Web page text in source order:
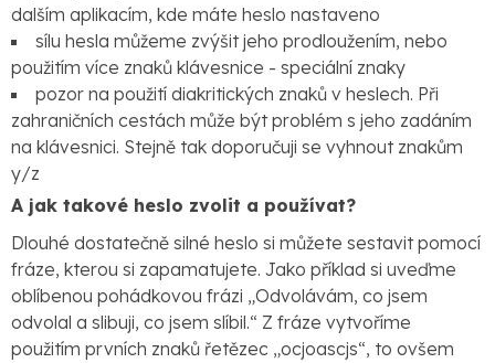
dalším aplikacím, kde máte heslo nastaveno
sílu hesla můžeme zvýšit jeho prodloužením, nebo
použitím více znaků klávesnice - speciální znaky
pozor na použití diakritických znaků v heslech. Při
zahraničních cestách může být problém s jeho zadáním
na klávesnici. Stejně tak doporučuji se vyhnout znakům
y/z
A jak takové heslo zvolit a používat?
Dlouhé dostatečně silné heslo si můžete sestavit pomocí
fráze, kterou si zapamatujete. Jako příklad si uveďme
oblíbenou pohádkovou frázi „Odvolávám, co jsem
odvolal a slibuji, co jsem slíbil.“ Z fráze vytvoříme
použitím prvních znaků řetězec „ocjoascjs“, to ovšem